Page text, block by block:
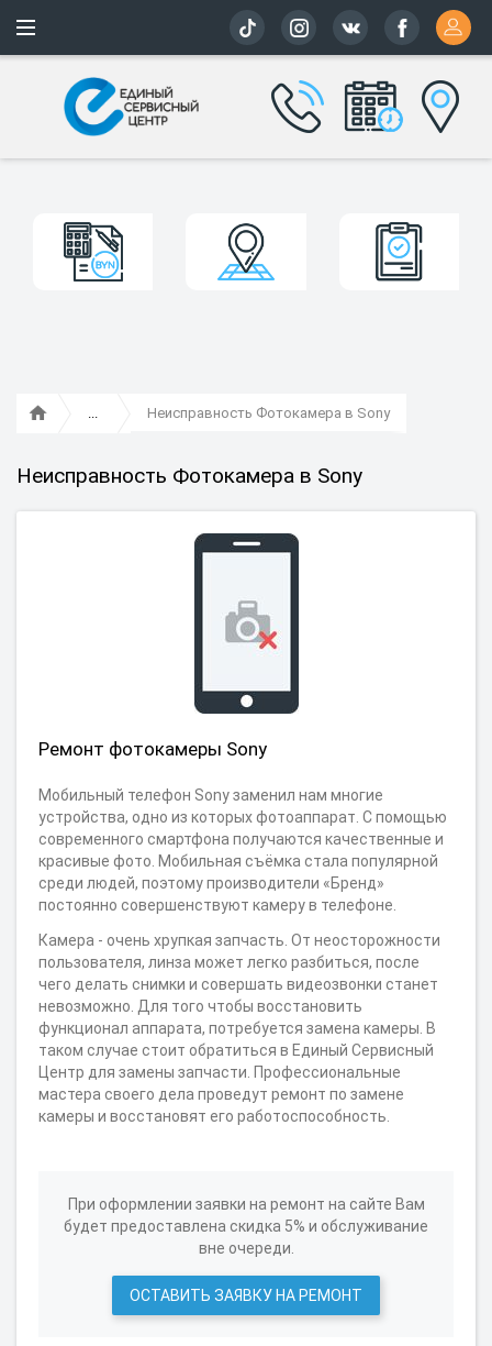
Более
Неисправность Фотокамера в Sony
Неисправность Фотокамера в Sony
Ремонт фотокамеры Sony
Мобильный телефон Sony заменил нам многие
устройства, одно из которых фотоаппарат. С помощью
современного смартфона получаются качественные и
красивые фото. Мобильная съёмка стала популярной
среди людей, поэтому производители «Бренд»
постоянно совершенствуют камеру в телефоне.
Камера - очень хрупкая запчасть. От неосторожности
пользователя, линза может легко разбиться, после
чего делать снимки и совершать видеозвонки станет
невозможно. Для того чтобы восстановить
функционал аппарата, потребуется замена камеры. В
таком случае стоит обратиться в Единый Сервисный
Центр для замены запчасти. Профессиональные
мастера своего дела проведут ремонт по замене
камеры и восстановят его работоспособность.
При оформлении заявки на ремонт на сайте Вам
будет предоставлена скидка 5% и обслуживание
вне очереди.
ОСТАВИТЬ ЗАЯВКУ НА РЕМОНТ